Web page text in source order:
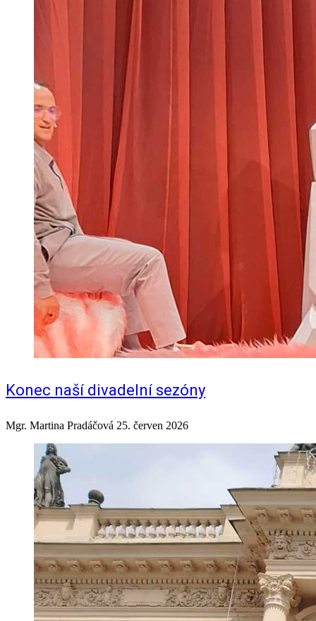
Konec naší divadelní sezóny
Mgr. Martina Pradáčová 25. červen 2026